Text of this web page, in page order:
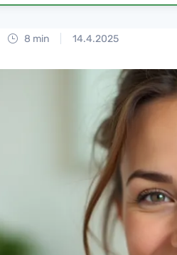
8 min 14.4.2025